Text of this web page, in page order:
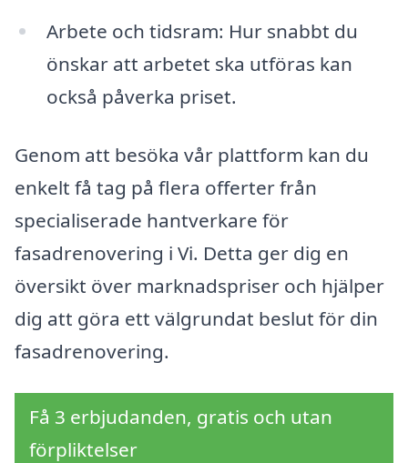
Arbete och tidsram: Hur snabbt du
önskar att arbetet ska utföras kan
också påverka priset.
Genom att besöka vår plattform kan du
enkelt få tag på flera offerter från
specialiserade hantverkare för
fasadrenovering i Vi. Detta ger dig en
översikt över marknadspriser och hjälper
dig att göra ett välgrundat beslut för din
fasadrenovering.
Få 3 erbjudanden, gratis och utan
förpliktelser